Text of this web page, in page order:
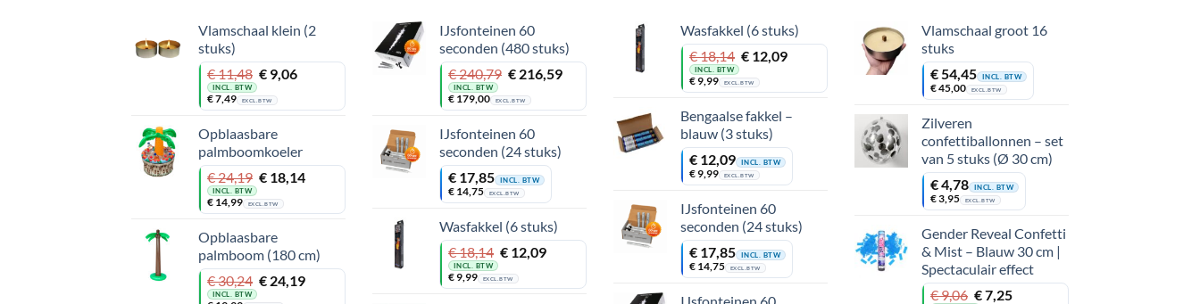
Vlamschaal klein (2
stuks)
€11,48
Oorspronkelijke
prijs
was:
€9,06
Huidige
prijs
is:
INCL. BTW
€7,49 EXCL. BTW
Opblaasbare
palmboomkoeler
€24,19
Oorspronkelijke
prijs
was:
€18,14
Huidige
prijs
is:
INCL. BTW
€ 14,99 EXCL. BTW
Opblaasbare
palmboom (180 cm)
€30,24
Oorspronkelijke
prijs
€24,19
Huidige
prijs
INCL. BTW
IJsfonteinen 60
seconden (480 stuks)
€240,79
Oorspronkelijke
prijs
was:
€216,59
Huidige
prijs
is:
INCL. BTW
€ 179,00 EXCL. BTW
IJsfonteinen 60
seconden (24 stuks)
€ 17,85 INCL. BTW
€ 14,75 EXCL. BTW
Wasfakkel (6 stuks)
€18,14
Oorspronkelijke
prijs
was:
€12,09
Huidige
prijs
is:
INCL. BTW
€9,99 EXCL. BTW
Wasfakkel (6 stuks)
€18,14
Oorspronkelijke
prijs
was:
€12,09
Huidige
prijs
is:
INCL. BTW
€9,99 EXCL. BTW
Bengaalse fakkel –
blauw (3 stuks)
€ 12,09 INCL. BTW
€9,99 EXCL. BTW
IJsfonteinen 60
seconden (24 stuks)
€ 17,85 INCL. BTW
€ 14,75 EXCL. BTW
IJsfonteinen 60
Vlamschaal groot 16
stuks
€54,45 INCL. BTW
€45,00 EXCL. BTW
Zilveren
confettiballonnen – set
van 5 stuks (Ø 30 cm)
€4,78 INCL. BTW
€3,95 EXCL. BTW
Gender Reveal Confetti
& Mist – Blauw 30 cm |
Spectaculair effect
€9,06
Oorspronkelijke
€7,25
Huidige